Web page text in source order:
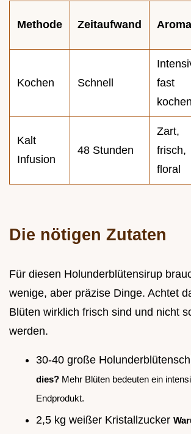
Methode Zeitaufwand Aroma
Kochen Schnell
fast
Kalt
Infusion
48 Stunden
Zart,
frisch,
floral
Die nötigen Zutaten
Für diesen Holunderblütensirup
wenige, aber präzise Dinge. Achtet
Blüten wirklich frisch sind und nicht
werden.
30-40 große
dies? Mehr Blüten bedeuten ein
Endprodukt.
2,5 kg weißer Kristallzucker